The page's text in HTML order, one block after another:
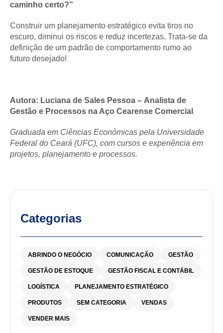
caminho certo?”
Construir um planejamento estratégico evita tiros no
escuro, diminui os riscos e reduz incertezas. Trata-se da
definição de um padrão de comportamento rumo ao
futuro desejado!
Autora: Luciana de Sales Pessoa – Analista de
Gestão e Processos na Aço Cearense Comercial
Graduada em Ciências Econômicas pela Universidade
Federal do Ceará (UFC), com cursos e experiência em
projetos, planejamento e processos.
Categorias
ABRINDO O NEGÓCIO COMUNICAÇÃO GESTÃO
GESTÃO DE ESTOQUE GESTÃO FISCAL E CONTÁBIL
LOGÍSTICA PLANEJAMENTO ESTRATÉGICO
PRODUTOS SEM CATEGORIA VENDAS
VENDER MAIS